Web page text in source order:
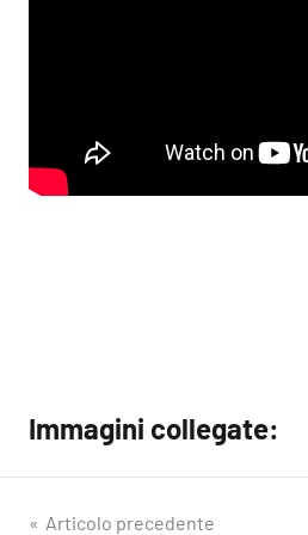
Immagini collegate:
Articolo precedente